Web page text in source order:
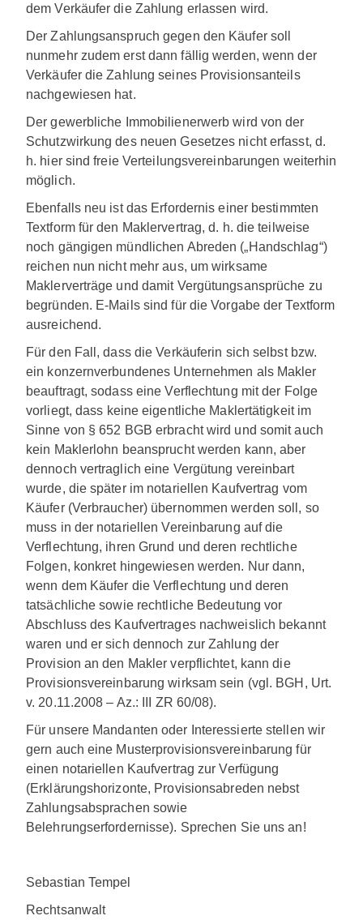
dem Verkäufer die Zahlung erlassen wird.
Der Zahlungsanspruch gegen den Käufer soll
nunmehr zudem erst dann fällig werden, wenn der
Verkäufer die Zahlung seines Provisionsanteils
nachgewiesen hat.
Der gewerbliche Immobilienerwerb wird von der
Schutzwirkung des neuen Gesetzes nicht erfasst, d.
h. hier sind freie Verteilungsvereinbarungen weiterhin
möglich.
Ebenfalls neu ist das Erfordernis einer bestimmten
Textform für den Maklervertrag, d. h. die teilweise
noch gängigen mündlichen Abreden („Handschlag“)
reichen nun nicht mehr aus, um wirksame
Maklerverträge und damit Vergütungsansprüche zu
begründen. E-Mails sind für die Vorgabe der Textform
ausreichend.
Für den Fall, dass die Verkäuferin sich selbst bzw.
ein konzernverbundenes Unternehmen als Makler
beauftragt, sodass eine Verflechtung mit der Folge
vorliegt, dass keine eigentliche Maklertätigkeit im
Sinne von § 652 BGB erbracht wird und somit auch
kein Maklerlohn beansprucht werden kann, aber
dennoch vertraglich eine Vergütung vereinbart
wurde, die später im notariellen Kaufvertrag vom
Käufer (Verbraucher) übernommen werden soll, so
muss in der notariellen Vereinbarung auf die
Verflechtung, ihren Grund und deren rechtliche
Folgen, konkret hingewiesen werden. Nur dann,
wenn dem Käufer die Verflechtung und deren
tatsächliche sowie rechtliche Bedeutung vor
Abschluss des Kaufvertrages nachweislich bekannt
waren und er sich dennoch zur Zahlung der
Provision an den Makler verpflichtet, kann die
Provisionsvereinbarung wirksam sein (vgl. BGH, Urt.
v. 20.11.2008 – Az.: III ZR 60/08).
Für unsere Mandanten oder Interessierte stellen wir
gern auch eine Musterprovisionsvereinbarung für
einen notariellen Kaufvertrag zur Verfügung
(Erklärungshorizonte, Provisionsabreden nebst
Zahlungsabsprachen sowie
Belehrungserfordernisse). Sprechen Sie uns an!
Sebastian Tempel
Rechtsanwalt